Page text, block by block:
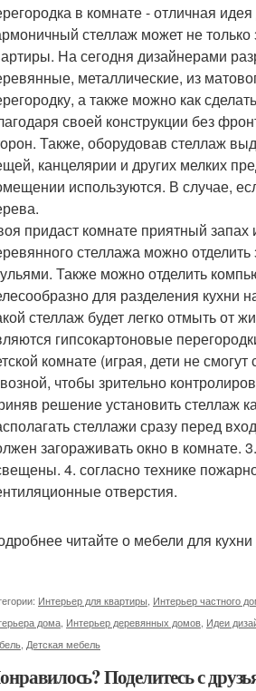
в комнате - отличная
стеллаж может не
На сегодня дизайнерами
металлические, из
а также можно как
своей конструкции без
Также, оборудовав стеллаж
канцелярии и других мелких
используются. В случае,
придаст комнате приятный
стеллажа можно
Также можно отделить
для разделения кухни
стеллаж будет легко отмыть от
гипсокартоновые
комнате (играя, дети не
чтобы зрительно
решение установить стеллаж
стеллажи сразу перед
загораживать окно в комнате.
4. согласно технике
отверстия.
читайте о мебели для кухни
Интерьер для квартиры Интерьер частного
дома Интерьер деревянных домов Идеи
Детская мебель
Поделитесь с